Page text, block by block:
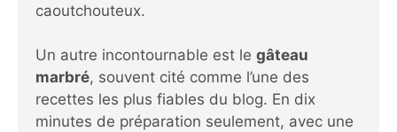
caoutchouteux.
Un autre incontournable est le gâteau
marbré, souvent cité comme l’une des
recettes les plus fiables du blog. En dix
minutes de préparation seulement, avec une